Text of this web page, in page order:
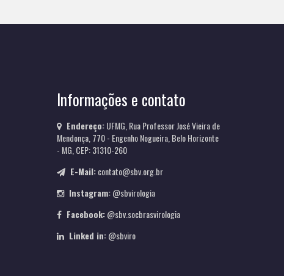
Informações e contato
Endereço:UFMG, Rua Professor José Vieira de
Mendonça, 770 - Engenho Nogueira, Belo Horizonte
- MG, CEP: 31310-260
E-Mail:contato@sbv.org.br
Instagram:@sbvirologia
Facebook:@sbv.socbrasvirologia
Linked in:@sbviro